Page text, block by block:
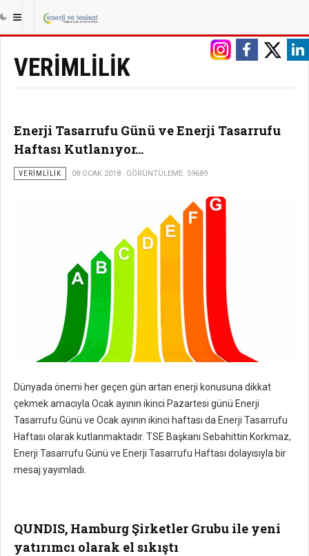
||| ANASAYFA ENERJI
VERIMLILIK
Enerji Tasarrufu Günü ve Enerji Tasarrufu
Haftası Kutlanıyor...
VERIMLILIK 08 OCAK 2018 GÖRÜNTÜLEME: 59689
Dünyada önemi her geçen gün artan enerji konusuna dikkat
çekmek amacıyla Ocak ayının ikinci Pazartesi günü Enerji
Tasarrufu Günü ve Ocak ayının ikinci haftası da Enerji Tasarrufu
Haftası olarak kutlanmaktadır. TSE Başkanı Sebahittin Korkmaz,
Enerji Tasarrufu Günü ve Enerji Tasarrufu Haftası dolayısıyla bir
mesaj yayımladı.
QUNDIS, Hamburg Şirketler Grubu ile yeni
yatırımcı olarak el sıkıştı